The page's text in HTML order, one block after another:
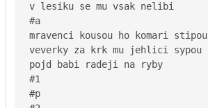
v lesiku se mu vsak nelibi
#a
mravenci kousou ho komari stipou
veverky za krk mu jehlici sypou
pojd babi radeji na ryby
#1
#p